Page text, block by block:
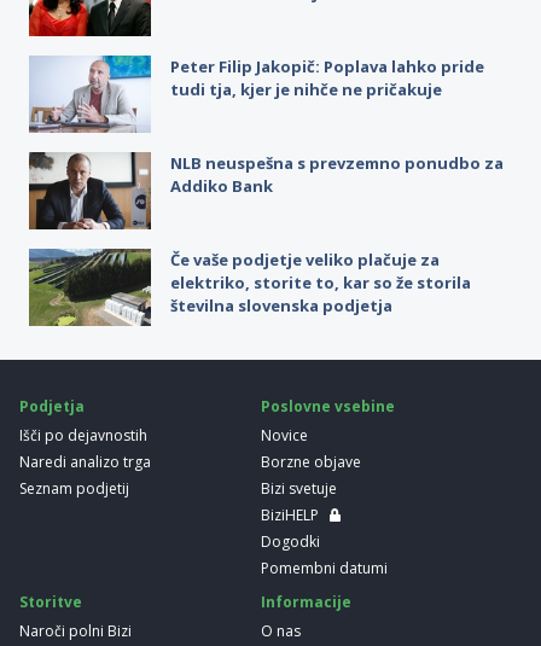
Peter Filip Jakopič: Poplava lahko pride
tudi tja, kjer je nihče ne pričakuje
NLB neuspešna s prevzemno ponudbo za
Addiko Bank
Če vaše podjetje veliko plačuje za
elektriko, storite to, kar so že storila
številna slovenska podjetja
Podjetja
Išči po dejavnostih
Naredi analizo trga
Seznam podjetij
Poslovne vsebine
Novice
Borzne objave
Bizi svetuje
BiziHELP
Dogodki
Pomembni datumi
Storitve
Naroči polni Bizi
Informacije
O nas